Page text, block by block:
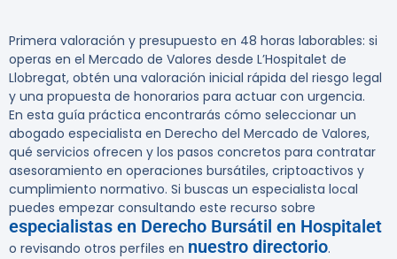
Primera valoración y presupuesto en 48 horas laborables: si
operas en el Mercado de Valores desde L’Hospitalet de
Llobregat, obtén una valoración inicial rápida del riesgo legal
y una propuesta de honorarios para actuar con urgencia.
En esta guía práctica encontrarás cómo seleccionar un
abogado especialista en Derecho del Mercado de Valores,
qué servicios ofrecen y los pasos concretos para contratar
asesoramiento en operaciones bursátiles, criptoactivos y
cumplimiento normativo. Si buscas un especialista local
puedes empezar consultando este recurso sobre
especialistas en Derecho Bursátil en Hospitalet
o revisando otros perfiles en nuestro directorio.